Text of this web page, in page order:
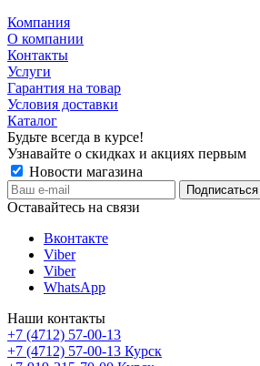
Компания
О компании
Контакты
Услуги
Гарантия на товар
Условия доставки
Каталог
Будьте всегда в курсе!
Узнавайте о скидках и акциях первым
Новости магазина
Оставайтесь на связи
Вконтакте
Viber
Viber
WhatsApp
Наши контакты
+7 (4712) 57-00-13
+7 (4712) 57-00-13 Курск